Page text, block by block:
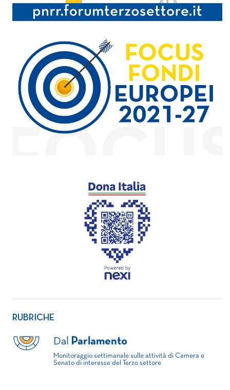
RUBRICHE
Dal Parlamento
Monitoraggio settimanale sulle attività di Camera e
Senato di interesse del Terzo settore